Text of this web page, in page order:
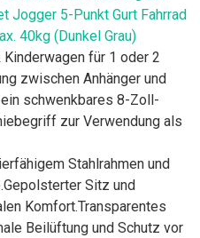
Jogger 5-Punkt Gurt Fahrrad
40kg (Dunkel Grau)
Kinderwagen für 1 oder 2
zwischen Anhänger und
schwenkbares 8-Zoll-
zur Verwendung als
Stahlrahmen und
Sitz und
Komfort.Transparentes
Beilüftung und Schutz vor